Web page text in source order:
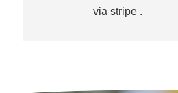
via stripe .